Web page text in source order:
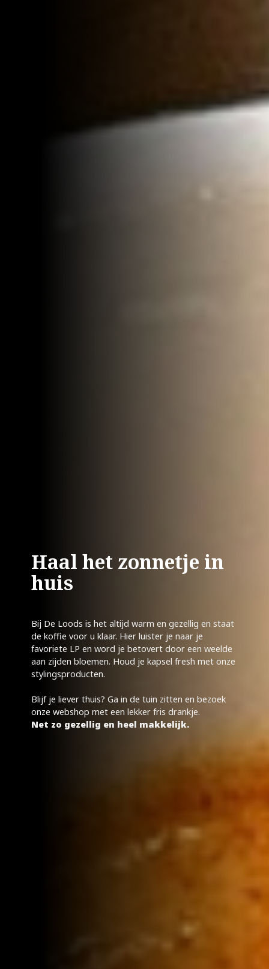
Haal het zonnetje in
huis
Bij De Loods is het altijd warm en gezellig en staat
de koffie voor u klaar. Hier luister je naar je
favoriete LP en word je betovert door een weelde
aan zijden bloemen. Houd je kapsel fresh met onze
stylingsproducten.
Blijf je liever thuis? Ga in de tuin zitten en bezoek
onze webshop met een lekker fris drankje.
Net zo gezellig en heel makkelijk.